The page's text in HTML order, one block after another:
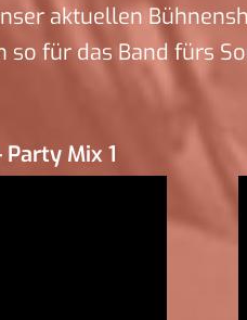
aktuellen
so für das Band fürs
Party Mix 1